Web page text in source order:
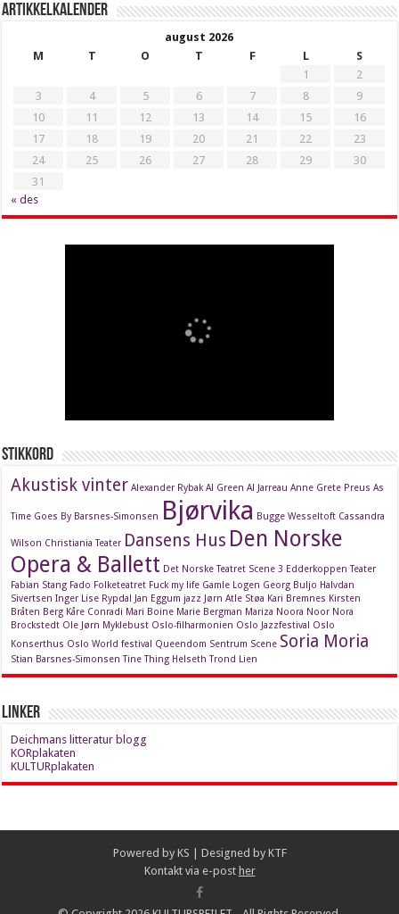
Artikkelkalender
august 2026
M
T O T F L
S
1
2
3
4 5 6 7 8
9
10
11 12 13 14 15
16
17
18 19 20 21 22
23
24
25 26 27 28 29
30
31
« des
Stikkord
Akustisk vinter Alexander Rybak Al Green Al Jarreau Anne Grete Preus As
Time Goes By Barsnes-Simonsen Bjørvika Bugge Wesseltoft Cassandra
Wilson Christiania Teater Dansens Hus Den Norske
Opera & Ballett Det Norske Teatret Scene 3 Edderkoppen Teater
Fabian Stang Fado Folketeatret Fuck my life Gamle Logen Georg Buljo Halvdan
Sivertsen Inger Lise Rypdal Jan Eggum jazz Jørn Atle Støa Kari Bremnes Kirsten
Bråten Berg Kåre Conradi Mari Boine Marie Bergman Mariza Noora Noor Nora
Brockstedt Ole Jørn Myklebust Oslo-filharmonien Oslo Jazzfestival Oslo
Konserthus Oslo World festival Queendom Sentrum Scene Soria Moria
Stian Barsnes-Simonsen Tine Thing Helseth Trond Lien
Linker
Deichmans litteratur blogg
KORplakaten
KULTURplakaten
Powered by KS | Designed by KTF
Kontakt via e-post her